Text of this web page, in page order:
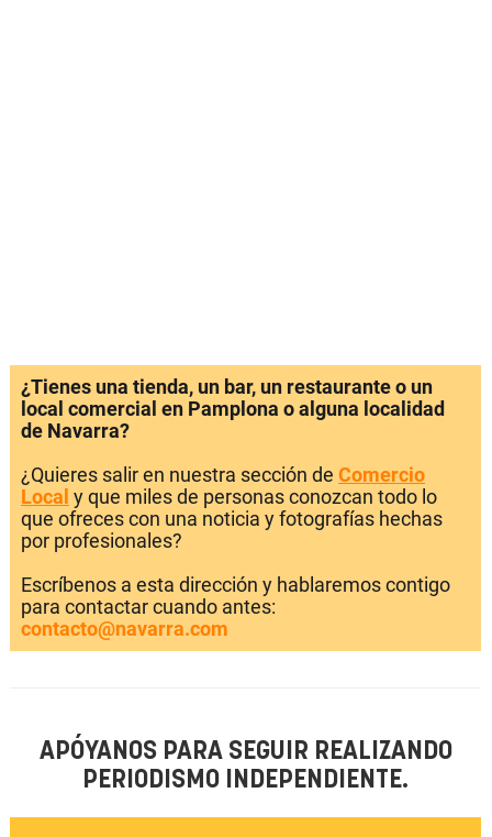
¿Tienes una tienda, un bar, un restaurante o un
local comercial en Pamplona o alguna localidad
de Navarra?
¿Quieres salir en nuestra sección de Comercio
Local y que miles de personas conozcan todo lo
que ofreces con una noticia y fotografías hechas
por profesionales?
Escríbenos a esta dirección y hablaremos contigo
para contactar cuando antes:
contacto@navarra.com
APÓYANOS PARA SEGUIR REALIZANDO
PERIODISMO INDEPENDIENTE.